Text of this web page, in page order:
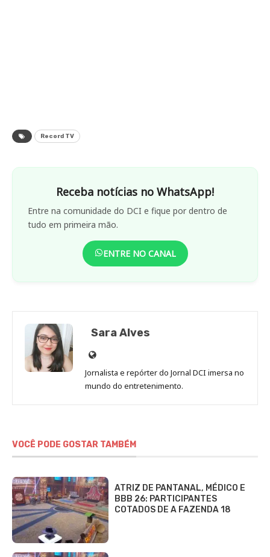
Record TV
Receba notícias no WhatsApp!
Entre na comunidade do DCI e fique por dentro de
tudo em primeira mão.
ENTRE NO CANAL
Sara Alves
Site
de
Sara
Jornalista e repórter do Jornal DCI imersa no
mundo do entretenimento.
VOCÊ PODE GOSTAR TAMBÉM
ATRIZ DE PANTANAL, MÉDICO E
BBB 26: PARTICIPANTES
COTADOS DE A FAZENDA 18